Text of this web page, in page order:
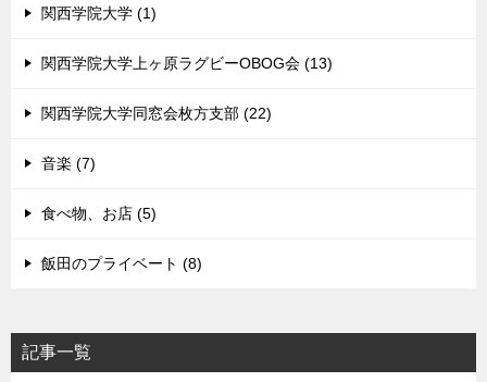
関西学院大学 (1)
関西学院大学上ヶ原ラグビーOBOG会 (13)
関西学院大学同窓会枚方支部 (22)
音楽 (7)
食べ物、お店 (5)
飯田のプライベート (8)
記事一覧